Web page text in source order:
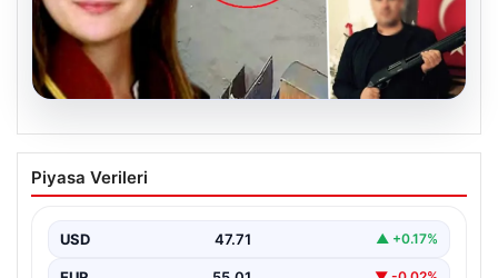
Hakkında İcra Takibi Nedeniyle
Avukatın Katledilmesi Davasında
Bursa’nın Gürsu ilçesinde gerçekleşen korkutucu
Piyasa Verileri
USD 47.71 ▲ +0.17%